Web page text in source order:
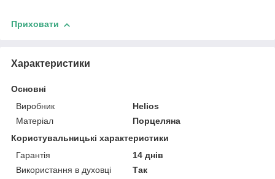
Приховати
Характеристики
Основні
Виробник
Helios
Матеріал
Порцеляна
Користувальницькі характеристики
Гарантія
14 днів
Використання в духовці
Так